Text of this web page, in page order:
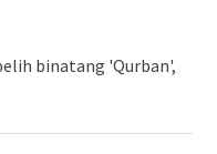
binatang 'Qurban',